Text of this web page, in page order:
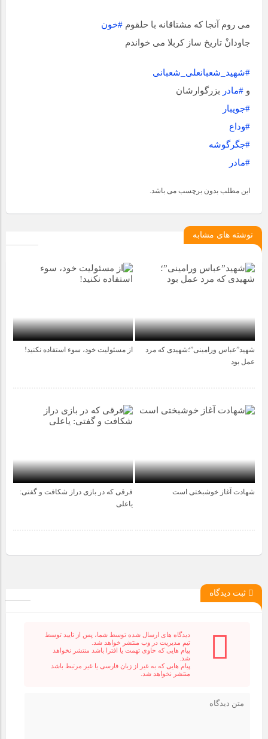
می روم آنجا که مشتاقانه با حلقوم #خون
جاودانْ تاریخ ساز کربلا می خواندم
#شهید_شعبانعلی_شعبانی
و #مادر بزرگوارشان
#جویبار
#وداع
#جگرگوشه
#مادر
این مطلب بدون برچسب می باشد.
نوشته های مشابه
1 سال قبل
شهید”عباس ورامینی”؛شهیدی که مرد
عمل بود
از مسئولیت خود، سوء استفاده نکنید!
1 سال قبل
شهادت آغاز خوشبختی است
2 سال قبل
فرقی که در بازی دراز شکافت و گفتی:
یاعلی
ثبت دیدگاه
دیدگاه های ارسال شده توسط شما، پس از تایید توسط
تیم مدیریت در وب منتشر خواهد شد.
پیام هایی که حاوی تهمت یا افترا باشد منتشر نخواهد
شد.
پیام هایی که به غیر از زبان فارسی یا غیر مرتبط باشد
منتشر نخواهد شد.